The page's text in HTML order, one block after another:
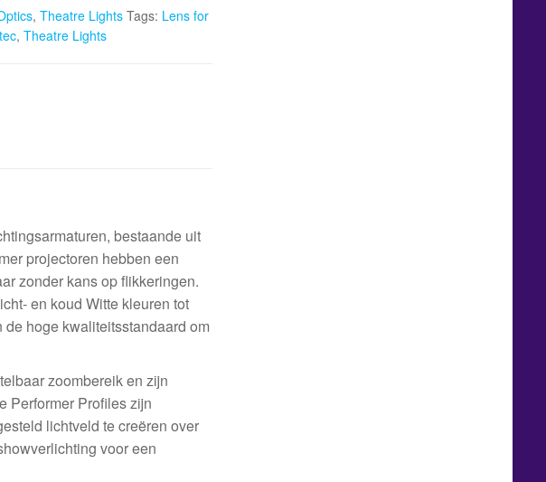
, Theatre Lights Tags: Lens for
, Theatre Lights
bestaande uit
projectoren hebben een
zonder kans op flikkeringen.
en koud Witte kleuren tot
hoge kwaliteitsstandaard om
zoombereik en zijn
Performer Profiles zijn
lichtveld te creëren over
voor een